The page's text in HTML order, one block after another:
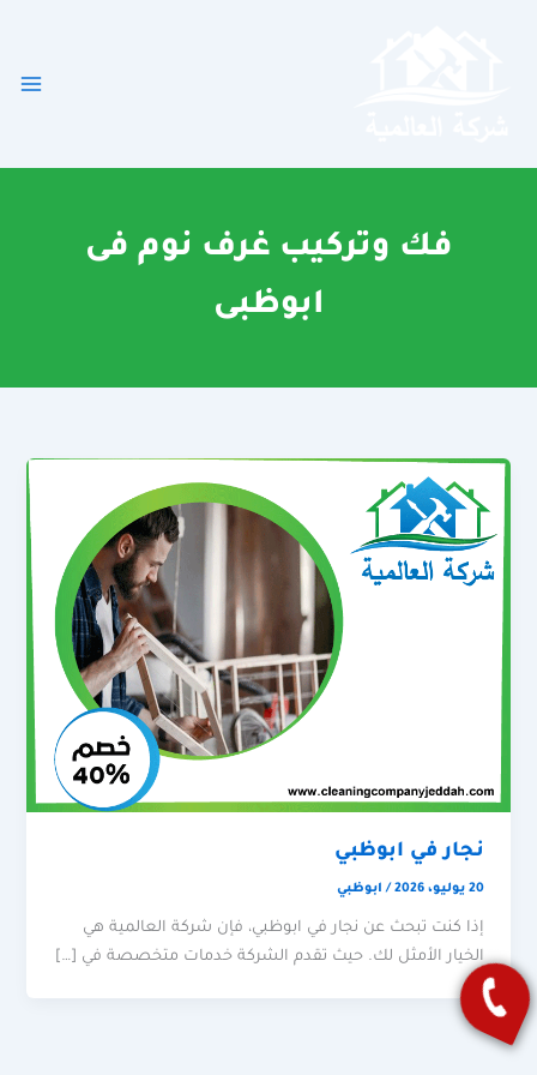
فك وتركيب غرف نوم فى
ابوظبى
نجار في ابوظبي
20 يوليو، 2026 / ابوظبي
إذا كنت تبحث عن نجار في ابوظبي، فإن شركة العالمية هي
الخيار الأمثل لك. حيث تقدم الشركة خدمات متخصصة في […]